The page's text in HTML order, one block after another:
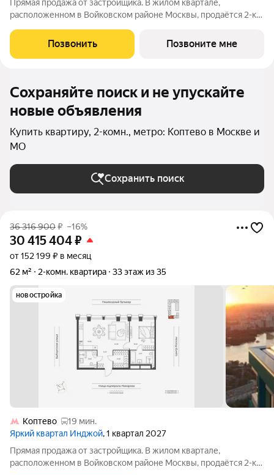
Прямая продажа от застройщика. В жилом квартале,
расположенном в Войковском районе Москвы, продаётся 2-к
расположена на 28 этаже 32-этажного дома, корпус 1, в жилом
квартале бизнес-класса Инджой.
Позвонить Позвоните мне
Сохраняйте поиск и не упускайте
новые объявления
Купить квартиру, 2-комн., метро: Коптево в Москве и
МО
Сохранить поиск
36 316 900₽ –16%
30 415 404₽
от 152 199 ₽ в месяц
62 м²
2-комн. квартира 33 этаж из 35
новостройка
Коптево
19 мин.
Яркий квартал Инджой, 1 квартал 2027
Прямая продажа от застройщика. В жилом квартале,
расположенном в Войковском районе Москвы, продаётся 2-к